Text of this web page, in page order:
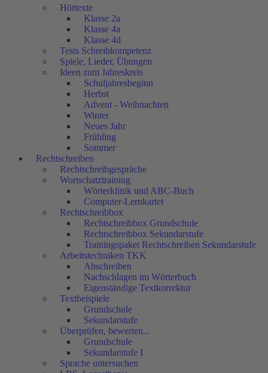
Hörtexte
Klasse 2a
Klasse 4a
Klasse 4d
Tests Schreibkompetenz
Spiele, Lieder, Übungen
Ideen zum Jahreskreis
Schuljahresbeginn
Herbst
Advent - Weihnachten
Winter
Neues Jahr
Frühling
Sommer
Rechtschreiben
Rechtschreibgespräche
Wortschatztraining
Wörterklinik und ABC-Buch
Computer-Lernkartei
Rechtschreibbox
Rechtschreibbox Grundschule
Rechtschreibbox Sekundarstufe
Trainingspaket Rechtschreiben Sekundarstufe
Arbeitstechniken TKK
Abschreiben
Nachschlagen im Wörterbuch
Eigenständige Textkorrektur
Textbeispiele
Grundschule
Sekundarstufe
Überprüfen, bewerten...
Grundschule
Sekundarstufe I
Sprache untersuchen